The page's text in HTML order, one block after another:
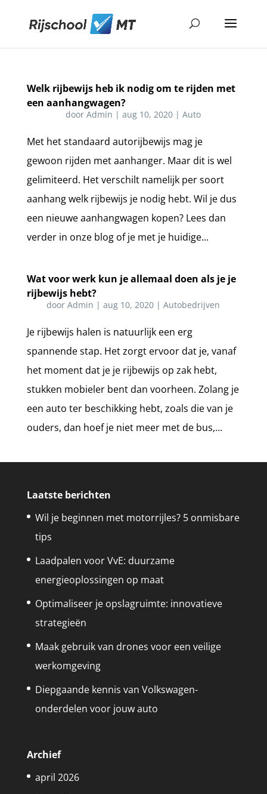
Welk rijbewijs heb ik nodig om te rijden met
een aanhangwagen?
doorAdmin |aug 10, 2020 |Auto
Met het standaard autorijbewijs mag je
gewoon rijden met aanhanger. Maar dit is wel
gelimiteerd. Het verschilt namelijk per soort
aanhang welk rijbewijs je nodig hebt. Wil je dus
een nieuwe aanhangwagen kopen? Lees dan
verder in onze blog of je met je huidige...
Wat voor werk kun je allemaal doen als je je
rijbewijs hebt?
doorAdmin |aug 10, 2020 |Autobedrijven
Je rijbewijs halen is natuurlijk een erg
spannende stap. Het zorgt ervoor dat je, vanaf
het moment dat je je rijbewijs op zak hebt,
stukken mobieler bent dan voorheen. Zolang je
een auto ter beschikking hebt, zoals die van je
ouders, dan hoef je niet meer met de bus,...
Laatste berichten
Wil je beginnen met motorrijles? 5 onmisbare
tips
Laadpalen voor VvE: duurzame
energieoplossingen op maat
Optimaliseer je opslagruimte: innovatieve
strategieën
Maak gebruik van drones voor een veilige
werkomgeving
Diepgaande kennis van Volkswagen-
onderdelen voor jouw auto
Archief
april 2026